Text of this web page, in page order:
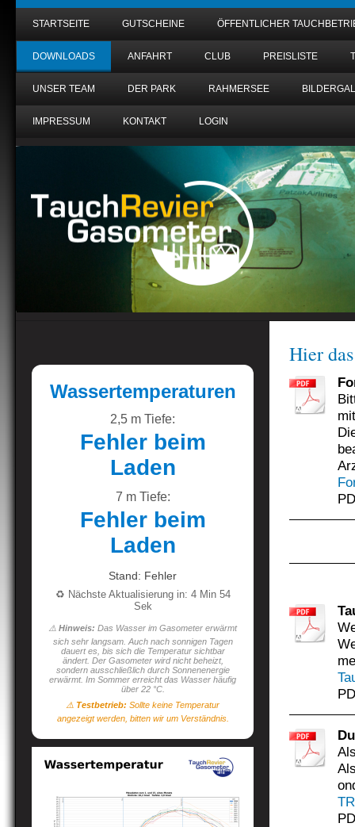
STARTSEITE GUTSCHEINE ÖFFENTLICHER
DOWNLOADS ANFAHRT CLUB PREISLISTE
UNSER TEAM DER PARK RAHMERSEE
IMPRESSUM KONTAKT LOGIN
Wassertemperaturen
2,5 m Tiefe:
Fehler beim
Laden
7 m Tiefe:
Fehler beim
Laden
Stand: Fehler
♻️ Nächste Aktualisierung in: 4 Min 53
Sek
⚠️ Hinweis: Das Wasser im Gasometer erwärmt
sich sehr langsam. Auch nach sonnigen Tagen
dauert es, bis sich die Temperatur sichtbar
ändert. Der Gasometer wird nicht beheizt,
sondern ausschließlich durch Sonnenenergie
erwärmt. Im Sommer erreicht das Wasser häufig
über 22 °C.
⚠️ Testbetrieb: Sollte keine Temperatur
angezeigt werden, bitten wir um Verständnis.
Hier